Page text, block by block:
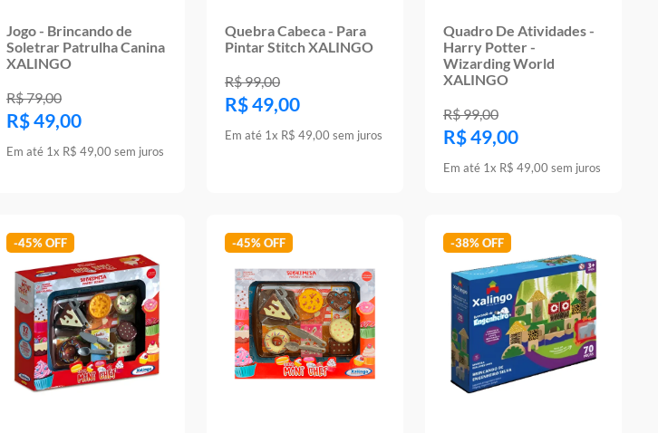
Jogo - Brincando de
Soletrar Patrulha Canina
XALINGO
R$79,00
R$49,00
Em até 1x R$ 49,00 sem juros
Quebra Cabeca - Para
Pintar Stitch XALINGO
R$99,00
R$49,00
Em até 1x R$ 49,00 sem juros
Quadro De Atividades -
Harry Potter -
Wizarding World
XALINGO
R$99,00
R$49,00
Em até 1x R$ 49,00 sem juros
-45% -45% -38%